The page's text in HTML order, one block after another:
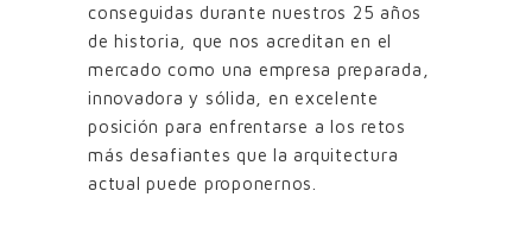
conseguidas durante nuestros 25 años
de historia, que nos acreditan en el
mercado como una empresa preparada,
innovadora y sólida, en excelente
posición para enfrentarse a los retos
más desafiantes que la arquitectura
actual puede proponernos.